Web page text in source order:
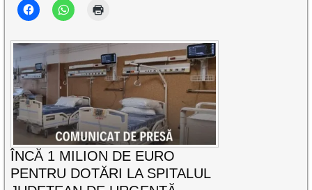
ÎNCĂ 1 MILION DE EURO
PENTRU DOTĂRI LA SPITALUL